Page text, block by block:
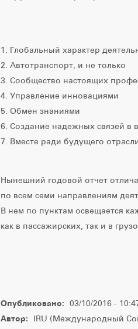
1. Глобальный характер
2. Автотранспорт, и не только
3. Сообщество настоящих
4. Управление инновациями
5. Обмен знаниями
6. Создание надежных связей в
7. Вместе ради будущего
Нынешний годовой отчет
по всем семи направлениям
В нем по пунктам освещается
как в пассажирских, так и в
Опубликовано: 03/10/2016 -
Автор: IRU (Международный